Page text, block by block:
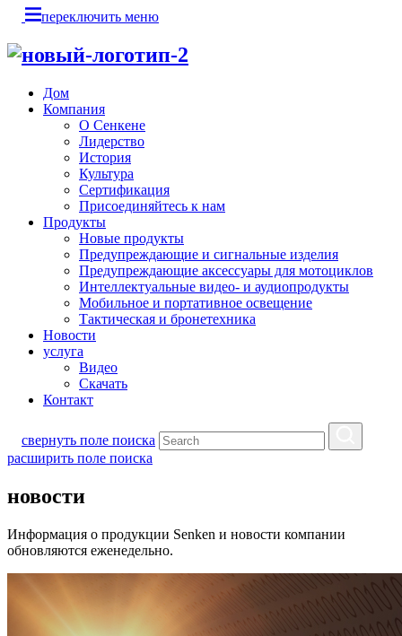
переключить меню
Дом
Компания
О Сенкене
Лидерство
История
Культура
Сертификация
Присоединяйтесь к нам
Продукты
Новые продукты
Предупреждающие и сигнальные изделия
Предупреждающие аксессуары для мотоциклов
Интеллектуальные видео- и аудиопродукты
Мобильное и портативное освещение
Тактическая и бронетехника
Новости
услуга
Видео
Скачать
Контакт
свернуть поле поиска
расширить поле поиска
новости
Информация о продукции Senken и новости компании
обновляются еженедельно.